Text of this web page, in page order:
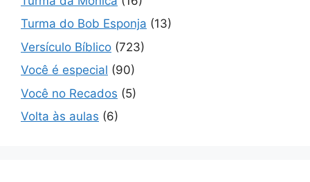
Turma do Bob Esponja (13)
Versículo Bíblico (723)
Você é especial (90)
Você no Recados (5)
Volta às aulas (6)